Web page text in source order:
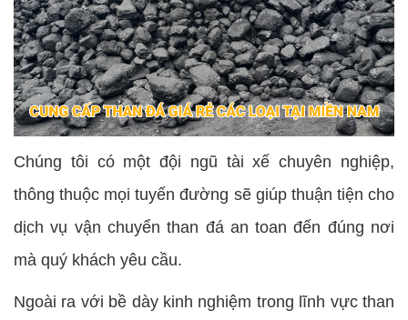
Chúng tôi có một đội ngũ tài xế chuyên nghiệp,
thông thuộc mọi tuyến đường sẽ giúp thuận tiện cho
dịch vụ vận chuyển than đá an toan đến đúng nơi
mà quý khách yêu cầu.
Ngoài ra với bề dày kinh nghiệm trong lĩnh vực than